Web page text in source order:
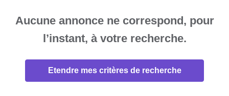
Aucune annonce ne correspond, pour
l’instant, à votre recherche.
Etendre mes critères de recherche